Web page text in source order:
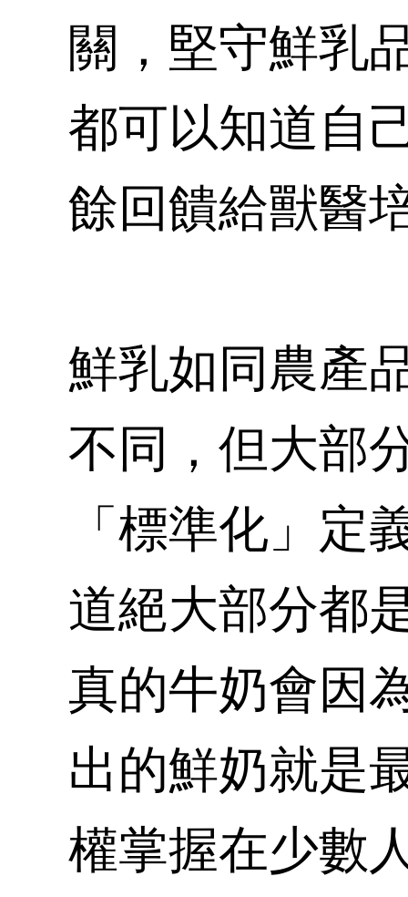
關，堅守鮮乳
都可以知道自
餘回饋給獸醫
鮮乳如同農產
不同，但大部
「標準化」
道絕大部分都
真的牛奶會因
出的鮮奶就是
權掌握在少數